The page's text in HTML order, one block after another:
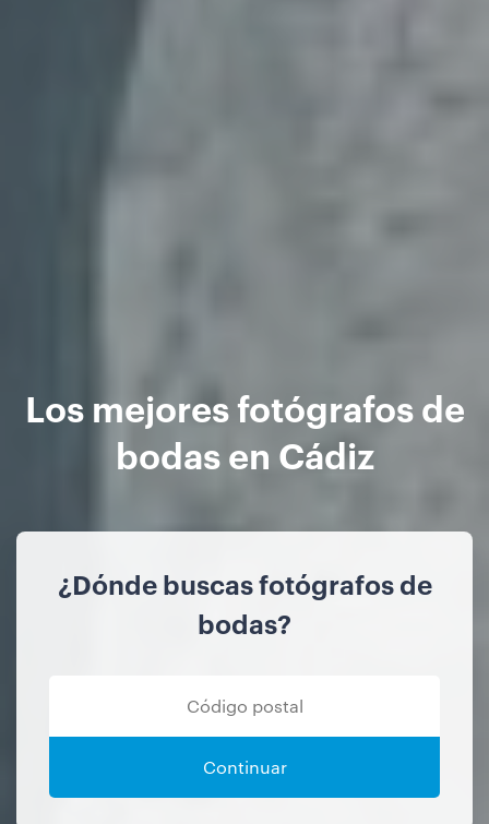
Los mejores fotógrafos de
bodas en Cádiz
¿Dónde buscas fotógrafos de
bodas?
Continuar